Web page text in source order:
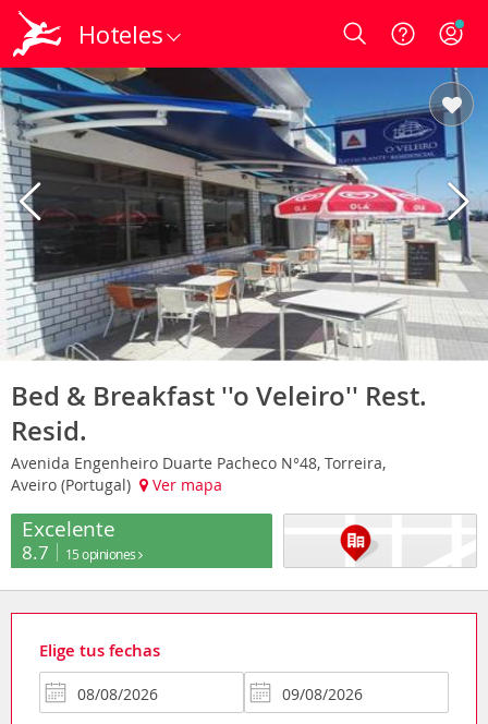
Hoteles Login
Bed & Breakfast ''o Veleiro'' Rest.
Resid.
Avenida Engenheiro Duarte Pacheco N°48, Torreira,
Aveiro (Portugal)
Ver mapa
Excelente
8.7 15 opiniones
Elige tus fechas